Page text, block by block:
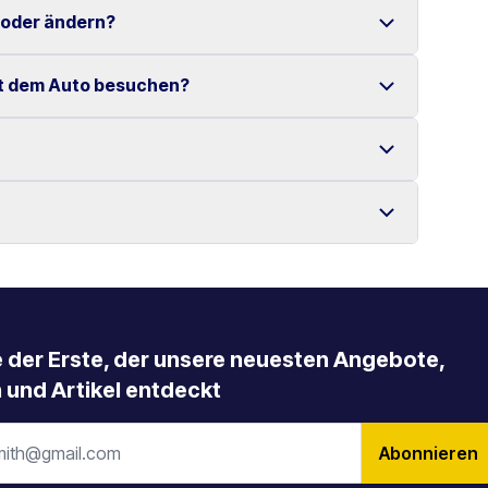
gestellt.
Kilometer auf Kreta.
ändern?
möglich.
erfolgen.
dem Auto besuchen?
die Samaria-Schlucht, Elafonissi-Strand sowie
zurückgegeben werden, mit der es übernommen
Mietzeiträume an.
der Erste, der unsere neuesten Angebote,
und Artikel entdeckt
Abonnieren